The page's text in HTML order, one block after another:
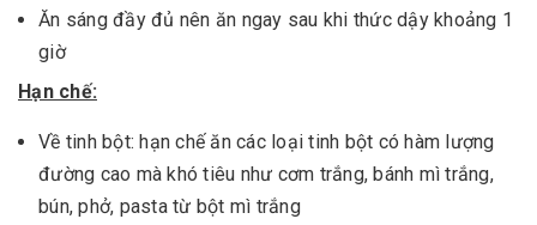
Ăn sáng đầy đủ nên ăn ngay sau khi thức dậy khoảng 1
giờ
Hạn chế:
Về tinh bột: hạn chế ăn các loại tinh bột có hàm lượng
đường cao mà khó tiêu như cơm trắng, bánh mì trắng,
bún, phở, pasta từ bột mì trắng